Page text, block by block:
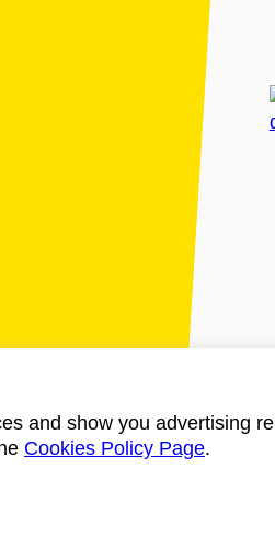
and show you advertising
Cookies Policy Page.